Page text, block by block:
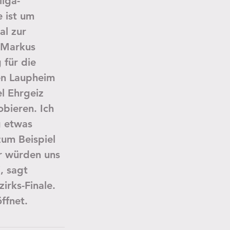
ist um
zur
für die
Laupheim
Ehrgeiz
Ich
etwas
Beispiel
würden uns
sagt
Finale.